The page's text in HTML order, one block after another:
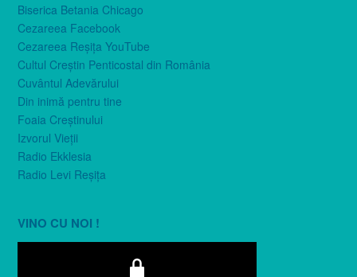
Biserica Betania Chicago
Cezareea Facebook
Cezareea Reşiţa YouTube
Cultul Creştin Penticostal din România
Cuvântul Adevărului
Din inimă pentru tine
Foaia Creştinului
Izvorul Vieţii
Radio Ekklesia
Radio Levi Reşiţa
VINO CU NOI !